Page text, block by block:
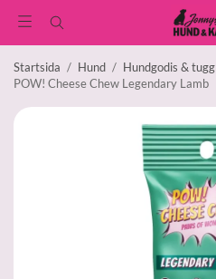
Startsida / Hund / Hundgodis & tugg
POW! Cheese Chew Legendary Lamb